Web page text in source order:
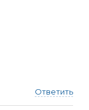
Ответить